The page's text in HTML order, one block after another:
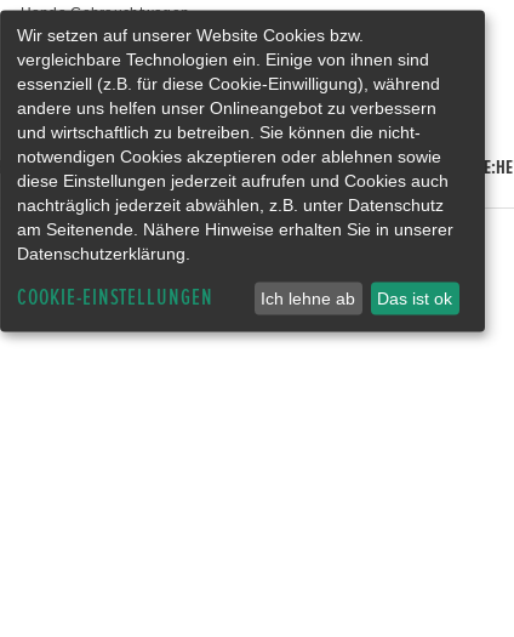
Honda Gebrauchtwagen
Honda Vorführwagen
Gesamtbestand
HONDA HR-V E:HEV HONDA ZR-V E:HEV HONDA CR-V
Wir setzen auf unserer Website Cookies bzw.
vergleichbare Technologien ein. Einige von ihnen sind
essenziell (z.B. für diese Cookie-Einwilligung), während
andere uns helfen unser Onlineangebot zu verbessern
und wirtschaftlich zu betreiben. Sie können die nicht-
notwendigen Cookies akzeptieren oder ablehnen sowie
diese Einstellungen jederzeit aufrufen und Cookies auch
nachträglich jederzeit abwählen, z.B. unter Datenschutz
am Seitenende. Nähere Hinweise erhalten Sie in unserer
Datenschutzerklärung.
COOKIE-EINSTELLUNGEN Ich lehne ab Das ist ok